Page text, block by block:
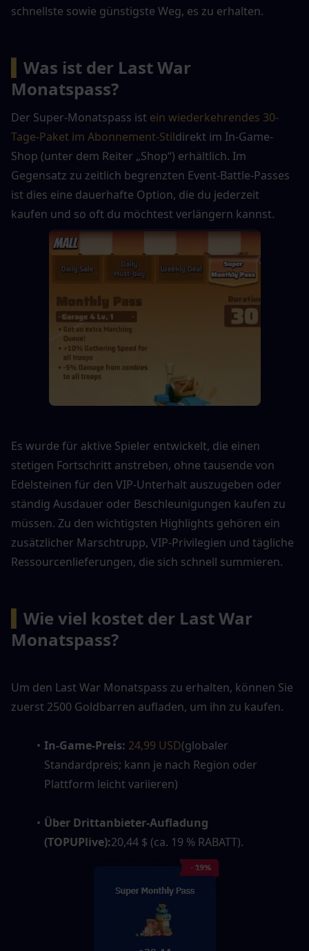
schnellste sowie günstigste Weg, es zu erhalten.
Was ist der Last War
Monatspass?
Der Super-Monatspass ist ein wiederkehrendes 30-
Tage-Paket im Abonnement-Stildirekt im In-Game-
Shop (unter dem Reiter „Shop“) erhältlich. Im
Gegensatz zu zeitlich begrenzten Event-Battle-Passes
ist dies eine dauerhafte Option, die du jederzeit
kaufen und so oft du möchtest verlängern kannst.
Es wurde für aktive Spieler entwickelt, die einen
stetigen Fortschritt anstreben, ohne tausende von
Edelsteinen für den VIP-Unterhalt auszugeben oder
ständig Ausdauer oder Beschleunigungen kaufen zu
müssen. Zu den wichtigsten Highlights gehören ein
zusätzlicher Marschtrupp, VIP-Privilegien und tägliche
Ressourcenlieferungen, die sich schnell summieren.
Wie viel kostet der Last War
Monatspass?
Um den Last War Monatspass zu erhalten, können Sie
zuerst 2500 Goldbarren aufladen, um ihn zu kaufen.
In-Game-Preis: 24,99 USD(globaler
Standardpreis; kann je nach Region oder
Plattform leicht variieren)
Über Drittanbieter-Aufladung
(TOPUPlive):20,44 $ (ca. 19 % RABATT).